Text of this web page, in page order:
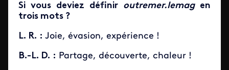
Si vous deviez définir outremer.lemagen
trois mots ?
L. R. : Joie, évasion, expérience !
B.-L. D. : Partage, découverte, chaleur !